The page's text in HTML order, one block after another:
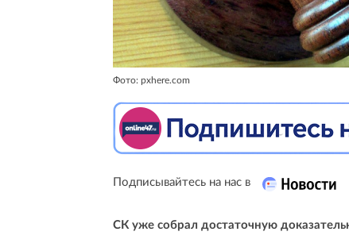
Фото: pxhere.com
Подписывайтесь на нас в
СК уже собрал достаточную